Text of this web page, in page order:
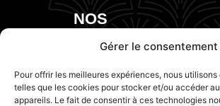
Gérer le consentement
Pour offrir les meilleures expériences, nous
telles que les cookies pour stocker et/ou accéder
appareils. Le fait de consentir à ces technologies
NOS
EVENTS